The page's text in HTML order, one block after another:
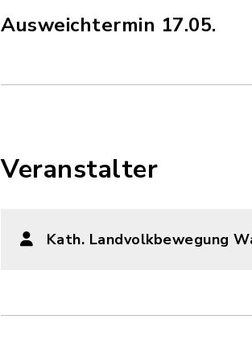
Ausweichtermin 17.05.
Veranstalter
Kath. Landvolkbewegung